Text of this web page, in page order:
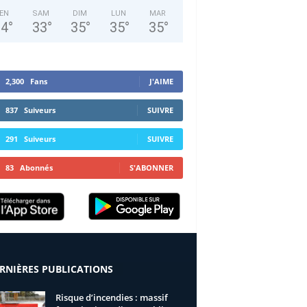
°
SAM
33°
DIM
35°
LUN
35°
MAR
35°
2,300 Fans J'AIME
837 Suiveurs SUIVRE
291 Suiveurs SUIVRE
83 Abonnés S'ABONNER
PUBLICATIONS
Risque d’incendies : massif